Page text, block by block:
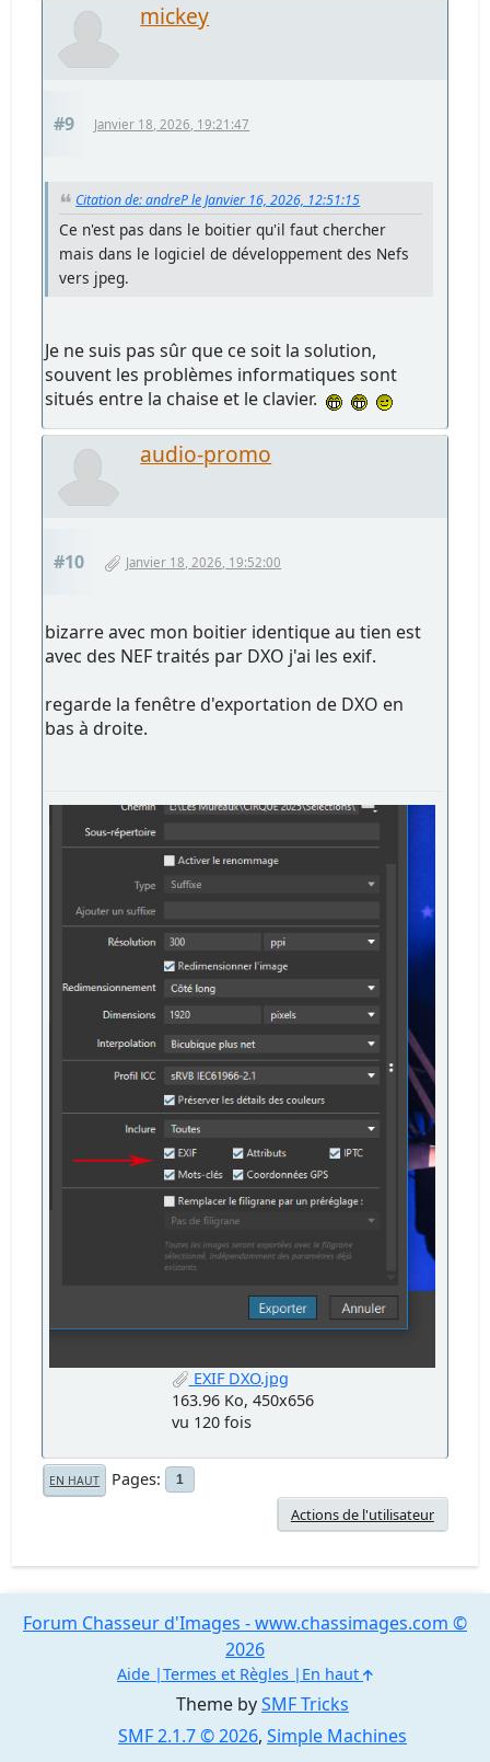
mickey
#9 Janvier 18, 2026, 19:21:47
Citation de: andreP le Janvier 16, 2026, 12:51:15
Ce n'est pas dans le boitier qu'il faut chercher
mais dans le logiciel de développement des Nefs
vers jpeg.
Je ne suis pas sûr que ce soit la solution,
souvent les problèmes informatiques sont
situés entre la chaise et le clavier.
audio-promo
#10 Janvier 18, 2026, 19:52:00
bizarre avec mon boitier identique au tien est
avec des NEF traités par DXO j'ai les exif.
regarde la fenêtre d'exportation de DXO en
bas à droite.
EXIF DXO.jpg
163.96 Ko, 450x656
vu 120 fois
EN HAUT Pages 1
Actions de l'utilisateur
Theme bySMF Tricks
SMF 2.1.7 © 2026, Simple Machines
Forum Chasseur d'Images - www.chassimages.com ©
2026
Aide Termes et Règles En haut